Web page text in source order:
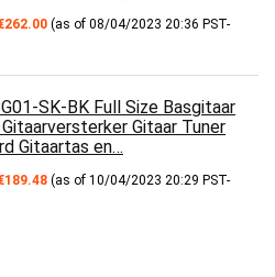
262.00 (as of 08/04/2023 20:36 PST-
SK-BK Full Size Basgitaar
Gitaar Tuner
Gitaartas en…
189.48 (as of 10/04/2023 20:29 PST-